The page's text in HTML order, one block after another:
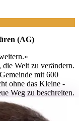
(AG)
»
Welt zu verändern.
mit 600
ohne das Kleine -
Weg zu beschreiten.